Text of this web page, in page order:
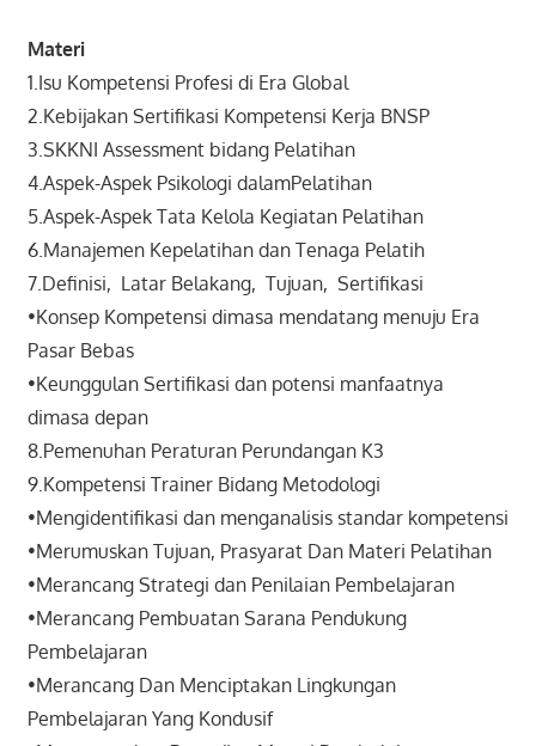
Materi
1.Isu Kompetensi Profesi di Era Global
2.Kebijakan Sertifikasi Kompetensi Kerja BNSP
3.SKKNI Assessment bidang Pelatihan
4.Aspek-Aspek Psikologi dalamPelatihan
5.Aspek-Aspek Tata Kelola Kegiatan Pelatihan
6.Manajemen Kepelatihan dan Tenaga Pelatih
7.Definisi, Latar Belakang, Tujuan, Sertifikasi
•Konsep Kompetensi dimasa mendatang menuju Era
Pasar Bebas
•Keunggulan Sertifikasi dan potensi manfaatnya
dimasa depan
8.Pemenuhan Peraturan Perundangan K3
9.Kompetensi Trainer Bidang Metodologi
•Mengidentifikasi dan menganalisis standar kompetensi
•Merumuskan Tujuan, Prasyarat Dan Materi Pelatihan
•Merancang Strategi dan Penilaian Pembelajaran
•Merancang Pembuatan Sarana Pendukung
Pembelajaran
•Merancang Dan Menciptakan Lingkungan
Pembelajaran Yang Kondusif